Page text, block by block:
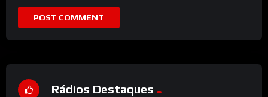
Rádios Destaques